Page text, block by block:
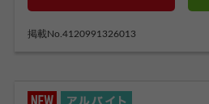
掲載No.4120991326013